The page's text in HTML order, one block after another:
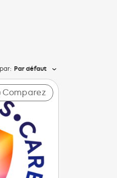
Par défaut
Comparez